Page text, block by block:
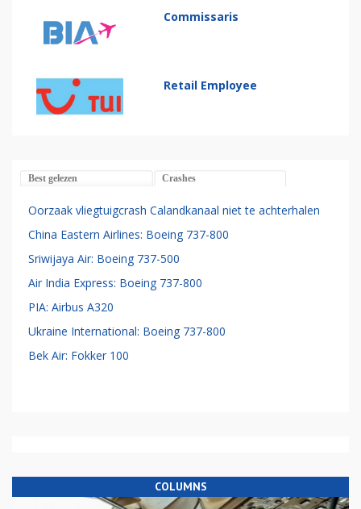
Commissaris
Retail Employee
Best gelezen Crashes
Oorzaak vliegtuigcrash Calandkanaal niet te achterhalen
China Eastern Airlines: Boeing 737-800
Sriwijaya Air: Boeing 737-500
Air India Express: Boeing 737-800
PIA: Airbus A320
Ukraine International: Boeing 737-800
Bek Air: Fokker 100
COLUMNS